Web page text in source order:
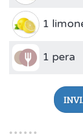
1
1 pera